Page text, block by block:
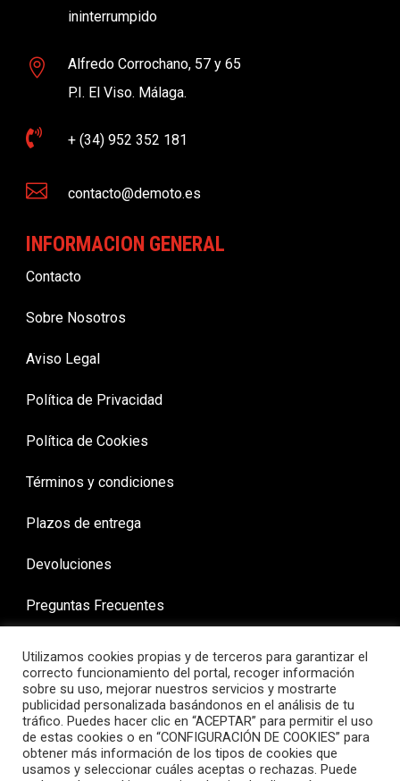
ininterrumpido

Alfredo Corrochano, 57 y 65
P.I. El Viso. Málaga.
 + (34) 952 352 181
 contacto@demoto.es
INFORMACION GENERAL
Contacto
Sobre Nosotros
Aviso Legal
Política de Privacidad
Política de Cookies
Términos y condiciones
Plazos de entrega
Devoluciones
Preguntas Frecuentes
Utilizamos cookies propias y de terceros para garantizar el
correcto funcionamiento del portal, recoger información
sobre su uso, mejorar nuestros servicios y mostrarte
publicidad personalizada basándonos en el análisis de tu
tráfico. Puedes hacer clic en “ACEPTAR” para permitir el uso
de estas cookies o en “CONFIGURACIÓN DE COOKIES” para
obtener más información de los tipos de cookies que
usamos y seleccionar cuáles aceptas o rechazas. Puede